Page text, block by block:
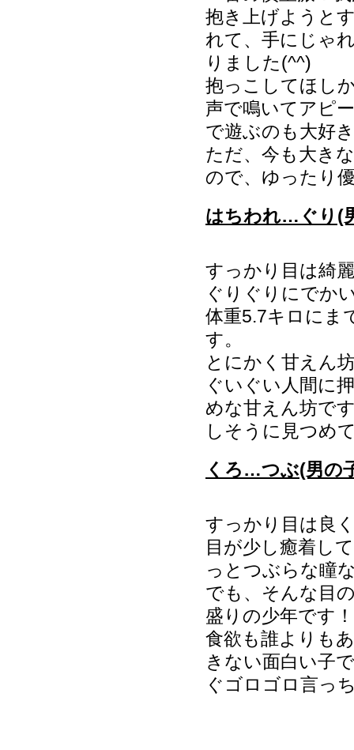
抱き上げようと
れて、手にじゃ
りました(^^)
抱っこしてほし
声で鳴いてアピ
で遊ぶのも大好
ただ、今も大き
ので、ゆったり
はちわれ…ぐり(
すっかり目は綺
ぐりぐりにでか
体重5.7キロにま
す。
とにかく甘えん
ぐいぐい人間に
めな甘えん坊で
しそうに見つめ
くろ…つぶ(男の
すっかり目は良
目が少し癒着し
っとつぶらな瞳
でも、そんな目
盛りの少年です
食欲も誰よりも
きない面白い子
ぐゴロゴロ言っ